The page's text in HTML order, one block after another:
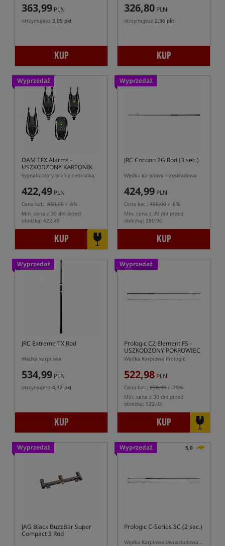
363,99 PLN
otrzymujesz 3,05 pkt
KUP
326,80 PLN
otrzymujesz 2,36 pkt
KUP
Wyprzedaż
DAM TFX Alarms -
USZKODZONY KARTONIK
Sygnalizatory brań z centralką
422,49 PLN
Cena kat.: 450,00 / -6%
Min. cena z 30 dni przed
obniżką: 422.49
KUP
Wyprzedaż
JRC Cocoon 2G Rod (3 sec.)
Wędka karpiowa trzyskładowa
424,99 PLN
Cena kat.: 450,00 / -6%
Min. cena z 30 dni przed
obniżką: 280.96
KUP
Wyprzedaż
JRC Extreme TX Rod
Wędka karpiowa
534,99 PLN
otrzymujesz 4,12 pkt
KUP
Wyprzedaż
Prologic C2 Element FS -
USZKODZONY POKROWIEC
Wędka Karpiowa Prologic
522,98 PLN
Cena kat.: 650,00 / -20%
Min. cena z 30 dni przed
obniżką: 522.98
KUP
Wyprzedaż
JAG Black BuzzBar Super
Compact 3 Rod
Wyprzedaż 5,0
Prologic C-Series SC (2 sec.)
Wędka Karpiowa dwuskładowa Prologic w korkową rękojeścią